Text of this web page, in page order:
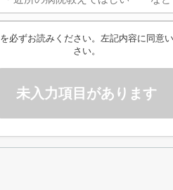
を必ずお読みください。左記内容に同意
さい。
未入力項目があります